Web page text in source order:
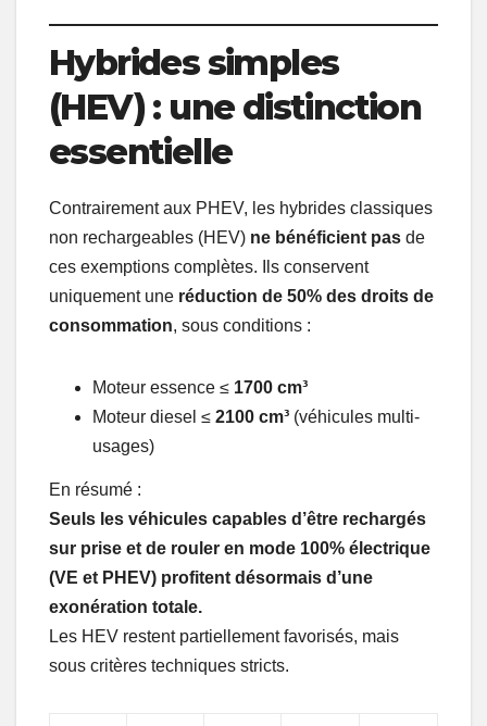
Hybrides simples
(HEV) : une distinction
essentielle
Contrairement aux PHEV, les hybrides classiques
non rechargeables (HEV) ne bénéficient pas de
ces exemptions complètes. Ils conservent
uniquement une réduction de 50% des droits de
consommation, sous conditions :
Moteur essence ≤ 1700 cm³
Moteur diesel ≤ 2100 cm³ (véhicules multi-
usages)
En résumé :
Seuls les véhicules capables d’être rechargés
sur prise et de rouler en mode 100% électrique
(VE et PHEV) profitent désormais d’une
exonération totale.
Les HEV restent partiellement favorisés, mais
sous critères techniques stricts.